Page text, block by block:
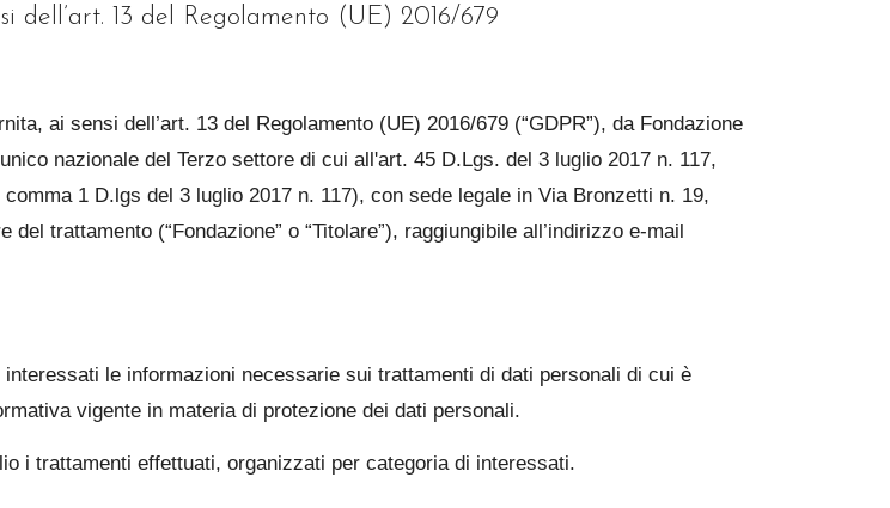
13 del Regolamento (UE) 2016/679
ai sensi dell’art. 13 del Regolamento (UE) 2016/679 (“GDPR”), da Fondazione
nazionale del Terzo settore di cui all'art. 45 D.Lgs. del 3 luglio 2017 n. 117,
1 D.lgs del 3 luglio 2017 n. 117), con sede legale in Via Bronzetti n. 19,
trattamento (“Fondazione” o “Titolare”), raggiungibile all’indirizzo e-mail
le informazioni necessarie sui trattamenti di dati personali di cui è
vigente in materia di protezione dei dati personali.
i trattamenti effettuati, organizzati per categoria di interessati.